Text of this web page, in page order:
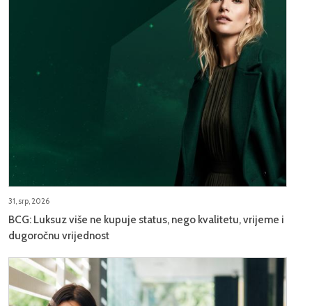
31, srp, 2026
BCG: Luksuz više ne kupuje status, nego kvalitetu, vrijeme i
dugoročnu vrijednost